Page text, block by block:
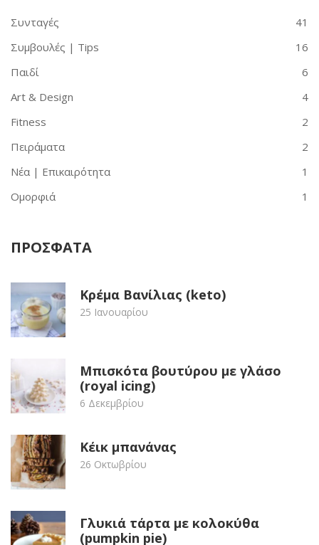
Συνταγές
41
Συμβουλές | Tips
16
Παιδί
6
Art & Design
4
Fitness
2
Πειράματα
2
Νέα | Επικαιρότητα
1
Ομορφιά
1
ΠΡΟΣΦΑΤΑ
Κρέμα Βανίλιας (keto)
25 Ιανουαρίου
Μπισκότα βουτύρου με γλάσο
(royal icing)
6 Δεκεμβρίου
Κέικ μπανάνας
26 Οκτωβρίου
Γλυκιά τάρτα με κολοκύθα
(pumpkin pie)